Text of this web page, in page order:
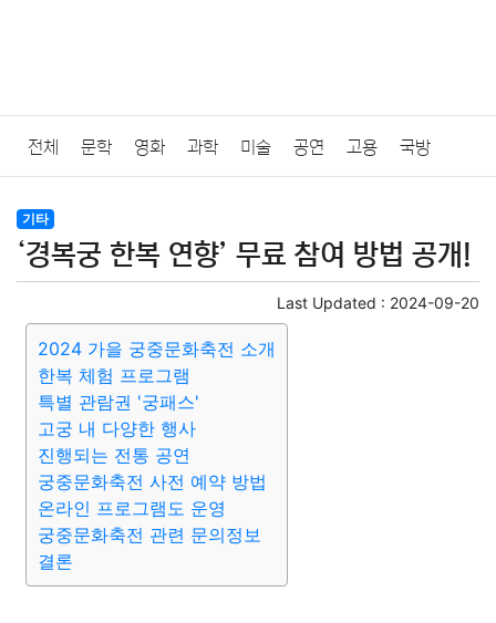
전체 문학 영화 과학 미술 공연 고용 국방
법률
질병 가요 방송 일상 주식 암호화폐 블록체인
결혼 육아 반려동물 패션 미용
요리 상품리뷰 원예
대출 자동차 취미
종교 사회 정치 건강
부동산
기타
‘경복궁 한복 연향’ 무료 참여 방법 공개!
Last Updated : 2024-09-20
2024 가을 궁중문화축전 소개
한복 체험 프로그램
특별 관람권 '궁패스'
고궁 내 다양한 행사
진행되는 전통 공연
궁중문화축전 사전 예약 방법
온라인 프로그램도 운영
궁중문화축전 관련 문의정보
결론